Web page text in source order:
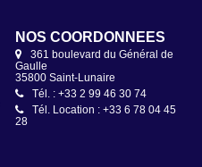
NOS COORDONNÉES
361 boulevard du Général de
Gaulle
35800 Saint-Lunaire
Tél. : +33 2 99 46 30 74
Tél. Location : +33 6 78 04 45
28